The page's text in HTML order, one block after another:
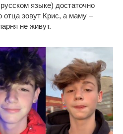
языке) достаточно
отца зовут Крис, а маму –
не живут.